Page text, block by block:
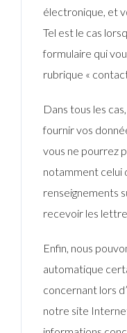
électronique, et
Tel est le cas
formulaire qui
rubrique «
Dans tous les
fournir vos
vous ne pourrez
notamment celui
renseignements
recevoir les
Enfin, nous
automatique
concernant lors
notre site